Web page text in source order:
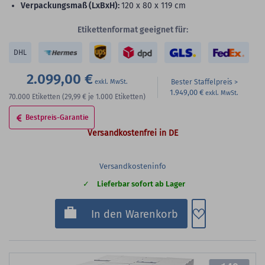
Verpackungsmaß (LxBxH):120 x 80 x 119 cm
Etikettenformat geeignet für:
DHL
2.099,00 €
70.000 Etiketten (29,99 € je 1.000 Etiketten)
Bester Staffelpreis
1.949,00 €
Bestpreis-Garantie
Versandkostenfrei in DE
Versandkosteninfo
Lieferbar sofort ab Lager
In den Warenkorb Zum